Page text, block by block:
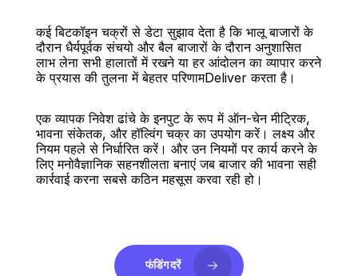
कई बिटकॉइन चक्रों से डेटा सुझाव देता है कि भालू बाजारों के
दौरान धैर्यपूर्वक संचयो और बैल बाजारों के दौरान अनुशासित
लाभ लेना सभी हालातों में रखने या हर आंदोलन का व्यापार करने
के प्रयास की तुलना में बेहतर परिणामDeliver करता है।
एक व्यापक निवेश ढांचे के इनपुट के रूप में ऑन-चेन मीट्रिक,
भावना संकेतक, और हॉल्विंग चक्र का उपयोग करें। लक्ष्य और
नियम पहले से निर्धारित करें। और उन नियमों पर कार्य करने के
लिए मनोवैज्ञानिक सहनशीलता बनाएं जब बाजार की भावना सही
कार्रवाई करना सबसे कठिन महसूस करवा रही हो।
फंडिंग दरें